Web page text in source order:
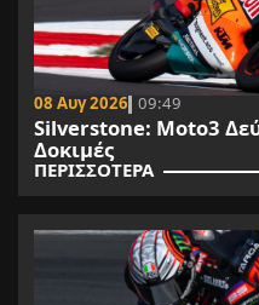
08 Αυγ 2026 09:49
Silverstone: Moto3
Δοκιμές
ΠΕΡΙΣΣΟΤΕΡΑ